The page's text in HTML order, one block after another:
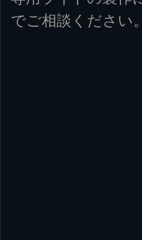
でご相談ください。